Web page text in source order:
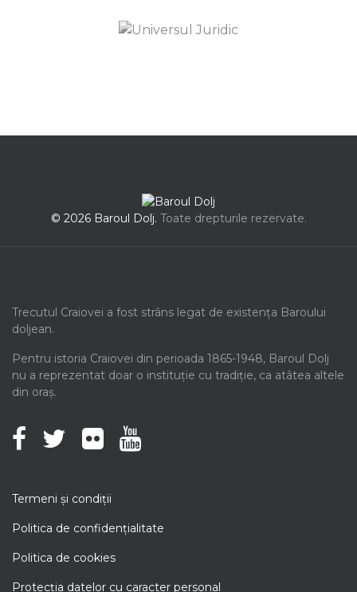
© 2026 Baroul Dolj. Toate drepturile rezervate.
Trecutul Craiovei a fost strâns legat de existența Baroului
doljean.
Pentru istoria Craiovei din perioada 1865-1948, Baroul Dolj
nu a reprezentat doar o instituție cu tradiție, ca atâtea altele
din oraș.
Termeni şi condiţii
Politica de confidenţialitate
Politica de cookies
Protecţia datelor cu caracter personal